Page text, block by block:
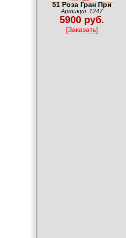
51 Роза Гран При
Артикул: 1247
5900 руб.
[Заказать]